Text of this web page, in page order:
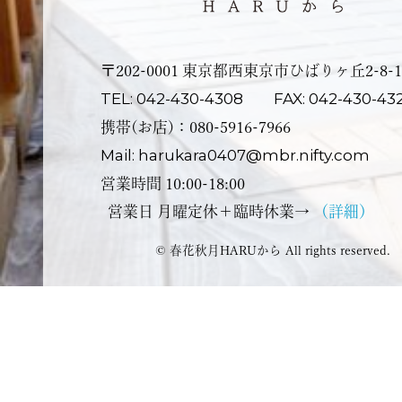
〒202-0001 東京都⻄東京市ひばりヶ丘2-8-
TEL: 042-430-4308 FAX: 042-430-
携帯(お店)：080-5916-7966
Mail: harukara0407@mbr.nifty.com
営業時間 10:00-18:00
営業⽇ ⽉曜定休＋臨時休業→
（詳細）
© 春花秋月HARUから All rights reserved.